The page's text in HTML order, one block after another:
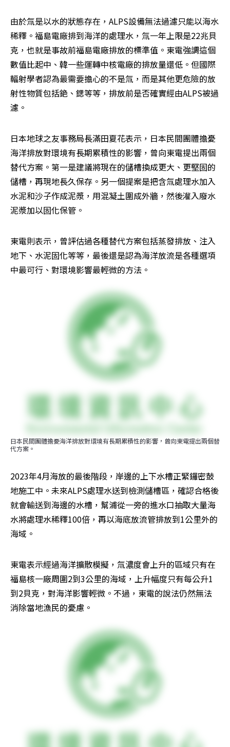
由於氚是以水的狀態存在，ALPS設備無法過濾只能以海水
稀釋。福島電廠排到海洋的處理水，氚一年上限是22兆貝
克，也就是事故前福島電廠排放的標準值。東電強調這個
數值比起中、韓一些運轉中核電廠的排放量還低。但國際
輻射學者認為最需要擔心的不是氚，而是其他更危險的放
射性物質包括銫、鍶等等，排放前是否確實經由ALPS被過
濾。
日本地球之友事務局長滿田夏花表示，日本民間團體擔憂
海洋排放對環境有長期累積性的影響，曾向東電提出兩個
替代方案。第一是建議將現在的儲槽換成更大、更堅固的
儲槽，再現地長久保存。另一個提案是把含氚處理水加入
水泥和沙子作成泥漿，用混凝土圍成外牆，然後灌入廢水
泥漿加以固化保管。
東電則表示，曾評估過各種替代方案包括蒸發排放、注入
地下、水泥固化等等，最後還是認為海洋放流是各種選項
中最可行、對環境影響最輕微的方法。
日本民間團體擔憂海洋排放對環境有長期累積性的影響，曾向東電提出兩個替
代方案。
2023年4月海放的最後階段，岸邊的上下水槽正緊鑼密鼓
地施工中。未來ALPS處理水送到檢測儲槽區，確認合格後
就會輸送到海邊的水槽，幫浦從一旁的進水口抽取大量海
水將處理水稀釋100倍，再以海底放流管排放到1公里外的
海域。
東電表示經過海洋擴散模擬，氚濃度會上升的區域只有在
福島核一廠周圍2到3公里的海域，上升幅度只有每公升1
到2貝克，對海洋影響輕微。不過，東電的說法仍然無法
消除當地漁民的憂慮。